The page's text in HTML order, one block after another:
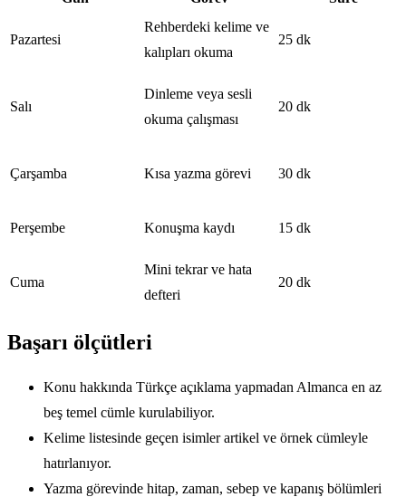
Pazartesi
Rehberdeki kelime ve
kalıpları okuma
25 dk
Salı
Dinleme veya sesli
okuma çalışması
20 dk
Çarşamba Kısa yazma görevi 30 dk
Perşembe Konuşma kaydı 15 dk
Cuma
Mini tekrar ve hata
defteri
20 dk
Başarı ölçütleri
Konu hakkında Türkçe açıklama yapmadan Almanca en az
beş temel cümle kurulabiliyor.
Kelime listesinde geçen isimler artikel ve örnek cümleyle
hatırlanıyor.
Yazma görevinde hitap, zaman, sebep ve kapanış bölümleri